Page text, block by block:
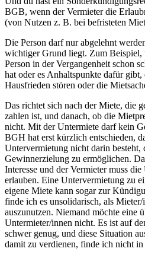
BGB, wenn der Vermieter die
(von Nutzen z. B. bei befristeten
Die Person darf nur abgelehnt
wichtiger Grund liegt. Zum Beispiel,
Person in der Vergangenheit schon
hat oder es Anhaltspunkte dafür gibt,
Hausfrieden stören oder die
Das richtet sich nach der Miete, die
zahlen ist, und danach, ob die
nicht. Mit der Untermiete darf kein
BGH hat erst kürzlich entschieden,
Untervermietung nicht darin besteht,
Gewinnerzielung zu ermöglichen.
Interesse und der Vermieter muss
erlauben. Eine Untervermietung zu
eigene Miete kann sogar zur
finde ich es unsolidarisch, als
auszunutzen. Niemand möchte eine
Untermieter/innen nicht. Es ist auf
schwer genug, und diese Situation
damit zu verdienen, finde ich nicht